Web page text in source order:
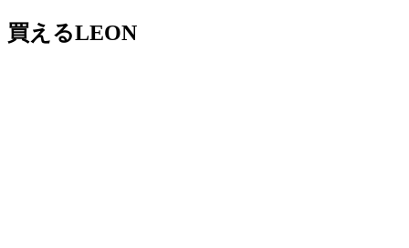
買えるLEON